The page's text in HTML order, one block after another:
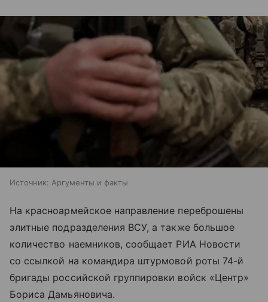
Источник: Аргументы и факты
На красноармейское направление переброшены
элитные подразделения ВСУ, а также большое
количество наемников, сообщает РИА Новости
со ссылкой на командира штурмовой роты 74-й
бригады российской группировки войск «Центр»
Бориса Дамьяновича.